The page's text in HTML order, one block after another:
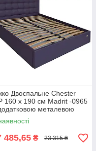
Двоспальне Chester
160 х 190 см Madrit -0965
металевою
рамою
485,65 ₴ 23 315 ₴